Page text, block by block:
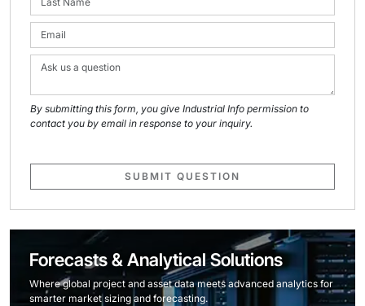
By submitting this form, you give Industrial Info permission to
contact you by email in response to your inquiry.
SUBMIT QUESTION
Forecasts & Analytical Solutions
Where global project and asset data meets advanced analytics for
smarter market sizing and forecasting.